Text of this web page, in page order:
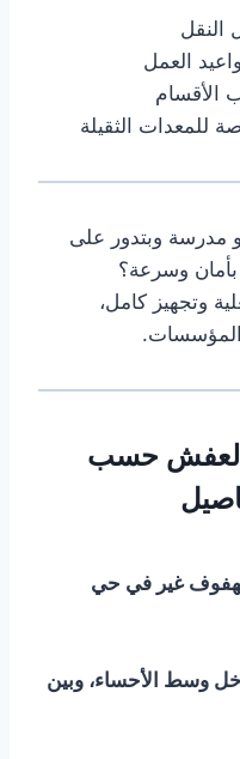
النقل
العمل
الأقسام
للمعدات الثقيلة
مدرسة وبتدور على
وسرعة؟
وتجهيز كامل،
المؤسسات.
العفش حسب
غير في حي
وسط الأحساء، وبين